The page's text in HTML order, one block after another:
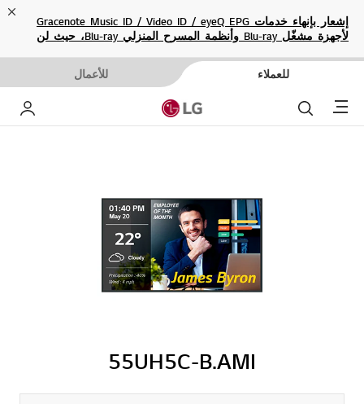
إشعار بإنهاء خدمات Gracenote Music ID / Video ID / eyeQ EPG
لأجهزة مشغّل Blu-ray وأنظمة المسرح المنزلي Blu-ray، حيث لن
للعملاء للأعمال
Menu بحث
55UH5C-B.AMI